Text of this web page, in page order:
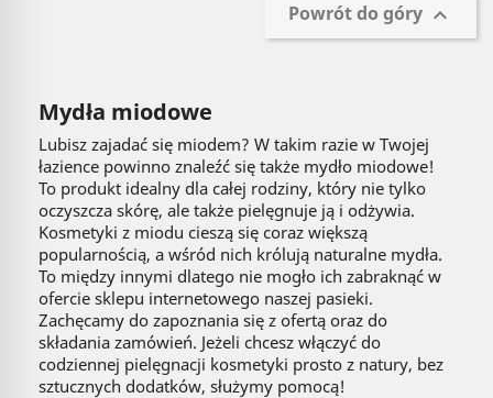
Powrót do góry 
Mydła miodowe
Lubisz zajadać się miodem? W takim razie w Twojej
łazience powinno znaleźć się także mydło miodowe!
To produkt idealny dla całej rodziny, który nie tylko
oczyszcza skórę, ale także pielęgnuje ją i odżywia.
Kosmetyki z miodu cieszą się coraz większą
popularnością, a wśród nich królują naturalne mydła.
To między innymi dlatego nie mogło ich zabraknąć w
ofercie sklepu internetowego naszej pasieki.
Zachęcamy do zapoznania się z ofertą oraz do
składania zamówień. Jeżeli chcesz włączyć do
codziennej pielęgnacji kosmetyki prosto z natury, bez
sztucznych dodatków, służymy pomocą!